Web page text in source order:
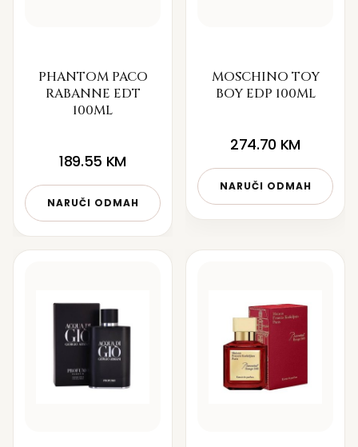
PHANTOM PACO
RABANNE EDT
100ML
189.55 KM
NARUČI ODMAH
MOSCHINO TOY
BOY EDP 100ML
274.70 KM
NARUČI ODMAH